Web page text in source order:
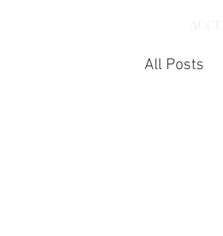
All Posts